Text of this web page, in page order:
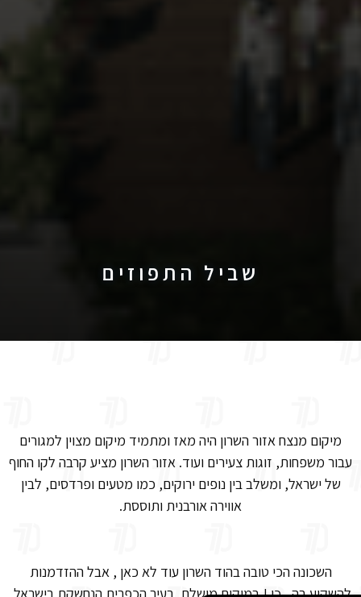
שביל התפוזים
מיקום מנצח אזור השרון היה מאז ומתמיד מיקום מצוין למגורים
עבור משפחות, זוגות צעירים ועוד. אזור השרון מציע קרבה לקו החוף
של ישראל, ומשלב בין נופים ירוקים, כמו מטעים ופרדסים, לבין
אווירה אורבנית ותוססת.
השכונה הכי טובה בהוד השרון עוד לא כאן , אבל ההזדמנות